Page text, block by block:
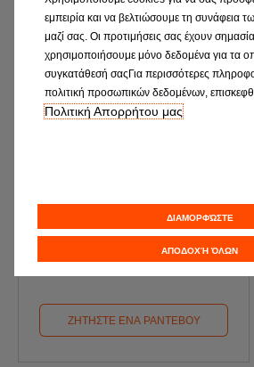
ΖΗΤΗΣΤΕ ΕΝΑ ΡΑΝΤΕΒΟΥ
εμπειρία και να βελτιώσουμε τη συνάφεια
μαζί σας. Οι προτιμήσεις σας έχουν
χρησιμοποιήσουμε μόνο δεδομένα για τα
συγκατάθεσή σαςΓια περισσότερες
πολιτική προσωπικών δεδομένων,
Πολιτική Απορρήτου μας
ΔΙΑΜΟΡΦΏΣΤΕ
ΑΠΟΔΟΧΉ ΌΛΩΝ